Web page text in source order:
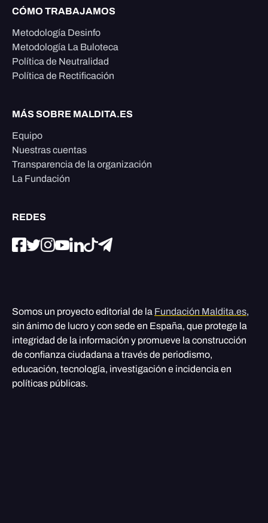
CÓMO TRABAJAMOS
Metodología Desinfo
Metodología La Buloteca
Política de Neutralidad
Política de Rectificación
MÁS SOBRE MALDITA.ES
Equipo
Nuestras cuentas
Transparencia de la organización
La Fundación
REDES
Somos un proyecto editorial de la Fundación Maldita.es,
sin ánimo de lucro y con sede en España, que protege la
integridad de la información y promueve la construcción
de confianza ciudadana a través de periodismo,
educación, tecnología, investigación e incidencia en
políticas públicas.